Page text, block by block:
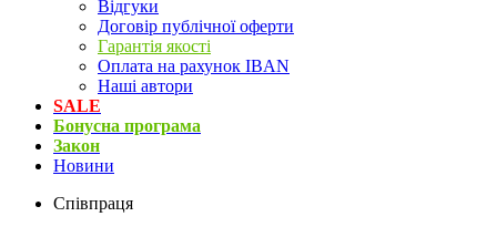
Відгуки
Договір публічної оферти
Гарантія якості
Оплата на рахунок IBAN
Наші автори
SALE
Бонусна програма
Закон
Новини
Співпраця